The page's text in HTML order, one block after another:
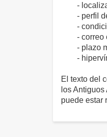
-
- perfil del
-
- correo
- plazo
-
El texto del
los
puede estar